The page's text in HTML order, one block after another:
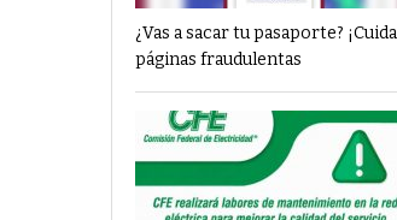
¿Vas a sacar tu pasaporte?
páginas fraudulentas